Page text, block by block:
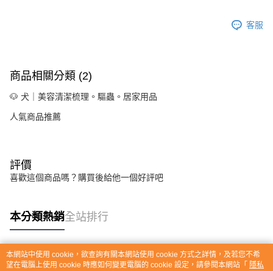
客服
商品相關分類 (2)
🐶 犬｜美容清潔梳理。驅蟲。居家用品
人氣商品推薦
評價
喜歡這個商品嗎？購買後給他一個好評吧
本分類熱銷全站排行
熱門標籤
本網站中使用 cookie，欲查詢有關本網站使用 cookie 方式之詳情，及若您不希
望在電腦上使用 cookie 時應如何變更電腦的 cookie 設定，請參閱本網站「 隱私